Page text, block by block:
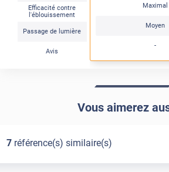
Efficacité contre
l'éblouissement
Passage de lumière
Avis
Maximal
Moyen
-
Vous aimerez
7référence(s) similaire(s)